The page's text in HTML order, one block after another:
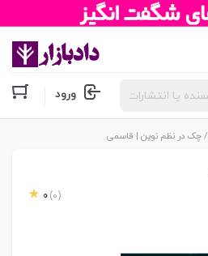
ورود
/ چک در نظم نوین | قاسمی
0 (0)